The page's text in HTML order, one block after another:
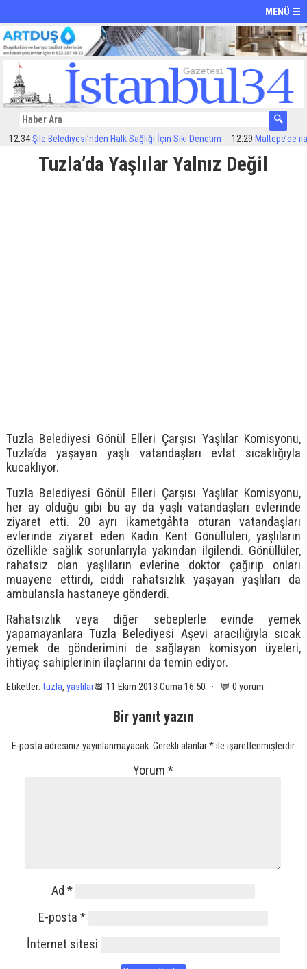
MENÜ ☰
Şile Belediyesi’nden Halk Sağlığı İçin Sıkı Denetim 12:29 Maltepe’de
Tuzla’da Yaşlılar Yalnız Değil
Tuzla Belediyesi Gönül Elleri Çarşısı Yaşlılar Komisyonu,
Tuzla’da yaşayan yaşlı vatandaşları evlat sıcaklığıyla
kucaklıyor.
Tuzla Belediyesi Gönül Elleri Çarşısı Yaşlılar Komisyonu,
her ay olduğu gibi bu ay da yaşlı vatandaşları evlerinde
ziyaret etti. 20 ayrı ikametgâhta oturan vatandaşları
evlerinde ziyaret eden Kadın Kent Gönüllüleri, yaşlıların
özellikle sağlık sorunlarıyla yakından ilgilendi. Gönüllüler,
rahatsız olan yaşlıların evlerine doktor çağırıp onları
muayene ettirdi, ciddi rahatsızlık yaşayan yaşlıları da
ambulansla hastaneye gönderdi.
Rahatsızlık veya diğer sebeplerle evinde yemek
yapamayanlara Tuzla Belediyesi Aşevi aracılığıyla sıcak
yemek de gönderimini de sağlayan komisyon üyeleri,
ihtiyaç sahiplerinin ilaçlarını da temin ediyor.
Etiketler: tuzla, yaslilar📆 11 Ekim 2013 Cuma 16:50 · 💬 0 yorum ·
Bir yanıt yazın
E-posta adresiniz yayınlanmayacak. Gerekli alanlar*ile işaretlenmişlerdir
Yorum*
Ad*
E-posta*
İnternet sitesi